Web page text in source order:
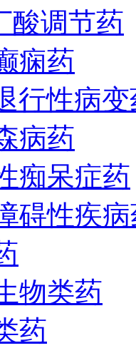
酸调节药
痫药
行性病
病药
痴呆症药
碍性疾
物类药
药